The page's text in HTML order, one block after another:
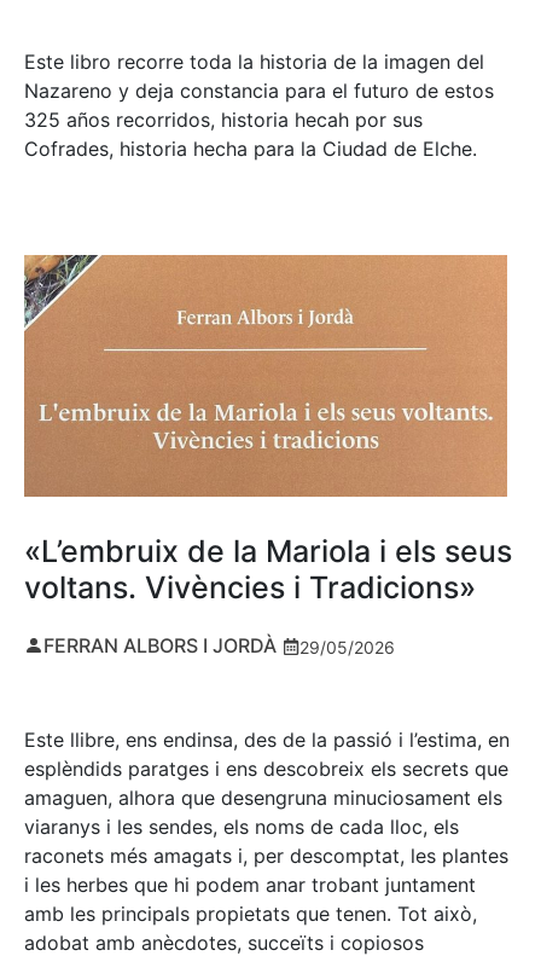
Este libro recorre toda la historia de la imagen del
Nazareno y deja constancia para el futuro de estos
325 años recorridos, historia hecah por sus
Cofrades, historia hecha para la Ciudad de Elche.
«L’embruix de la Mariola i els seus
voltans. Vivències i Tradicions»
FERRAN ALBORS I JORDÀ 29/05/2026
Este llibre, ens endinsa, des de la passió i l’estima, en
esplèndids paratges i ens descobreix els secrets que
amaguen, alhora que desengruna minuciosament els
viaranys i les sendes, els noms de cada lloc, els
raconets més amagats i, per descomptat, les plantes
i les herbes que hi podem anar trobant juntament
amb les principals propietats que tenen. Tot això,
adobat amb anècdotes, succeïts i copiosos